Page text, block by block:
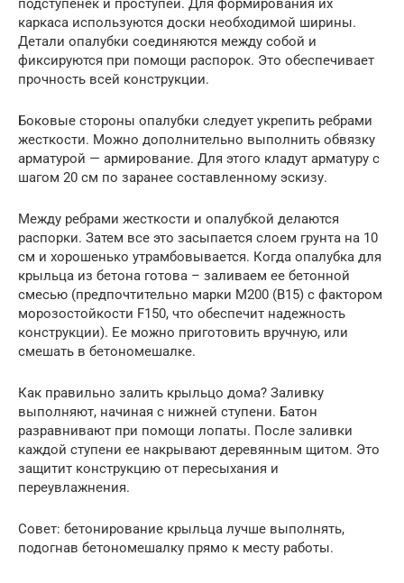
подступенек и проступей. Для формирования их
каркаса используются доски необходимой ширины.
Детали опалубки соединяются между собой и
фиксируются при помощи распорок. Это обеспечивает
прочность всей конструкции.
Боковые стороны опалубки следует укрепить ребрами
жесткости. Можно дополнительно выполнить обвязку
арматурой — армирование. Для этого кладут арматуру с
шагом 20 см по заранее составленному эскизу.
Между ребрами жесткости и опалубкой делаются
распорки. Затем все это засыпается слоем грунта на 10
см и хорошенько утрамбовывается. Когда опалубка для
крыльца из бетона готова – заливаем ее бетонной
смесью (предпочтительно марки М200 (В15) с фактором
морозостойкости F150, что обеспечит надежность
конструкции). Ее можно приготовить вручную, или
смешать в бетономешалке.
Как правильно залить крыльцо дома? Заливку
выполняют, начиная с нижней ступени. Батон
разравнивают при помощи лопаты. После заливки
каждой ступени ее накрывают деревянным щитом. Это
защитит конструкцию от пересыхания и
переувлажнения.
Совет: бетонирование крыльца лучше выполнять,
подогнав бетономешалку прямо к месту работы.